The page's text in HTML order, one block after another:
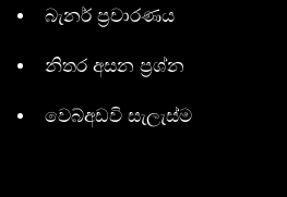
බැනර් ප්‍රචාරණය
නිතර අසන ප්‍රශ්න
වෙබ්අඩවි සැලැස්ම